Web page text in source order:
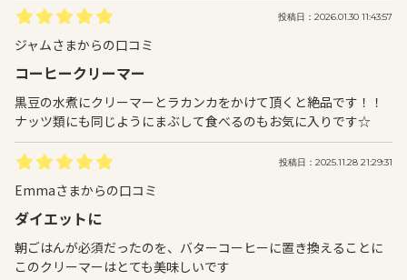
投稿日：2026.01.30 11:43:57
ジャムさまからの口コミ
コーヒークリーマー
黒豆の水煮にクリーマーとラカンカをかけて頂くと絶品です！！
ナッツ類にも同じようにまぶして食べるのもお気に入りです☆
投稿日：2025.11.28 21:29:31
Emmaさまからの口コミ
ダイエットに
朝ごはんが必須だったのを、バターコーヒーに置き換えることに
このクリーマーはとても美味しいです